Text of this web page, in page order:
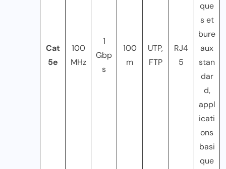
Cat
5e
100
MHz
1
Gbp
s
100
m
UTP,
FTP
RJ4
5
que
s et
bure
aux
stan
dar
d,
appl
icati
ons
basi
que